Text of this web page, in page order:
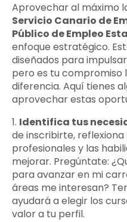
Aprovechar al máximo
Servicio Canario de
Público de Empleo
enfoque estratégico.
diseñados para
pero es tu compromiso
diferencia. Aquí tienes
aprovechar estas
1. Identifica tus
de inscribirte,
profesionales y las
mejorar. Pregúntate:
para avanzar en mi
áreas me interesan?
ayudará a elegir los
valor a tu perfil.